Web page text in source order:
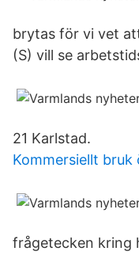
brytas för vi vet
(S) vill se
21 Karlstad.
Kommersiellt
frågetecken kring